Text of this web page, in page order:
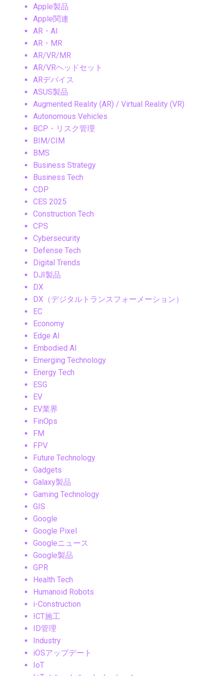
Apple製品
Apple関連
AR・AI
AR・MR
AR/VR/MR
AR/VRヘッドセット
ARデバイス
ASUS製品
Augmented Reality (AR) / Virtual Reality (VR)
Autonomous Vehicles
BCP・リスク管理
BIM/CIM
BMS
Business Strategy
Business Tech
CDP
CES 2025
Construction Tech
CPS
Cybersecurity
Defense Tech
Digital Trends
DJI製品
DX
DX（デジタルトランスフォーメーション）
EC
Economy
Edge AI
Embodied AI
Emerging Technology
Energy Tech
ESG
EV
EV業界
FinOps
FM
FPV
Future Technology
Gadgets
Galaxy製品
Gaming Technology
GIS
Google
Google Pixel
Googleニュース
Google製品
GPR
Health Tech
Humanoid Robots
i-Construction
ICT施工
ID管理
Industry
iOSアップデート
IoT